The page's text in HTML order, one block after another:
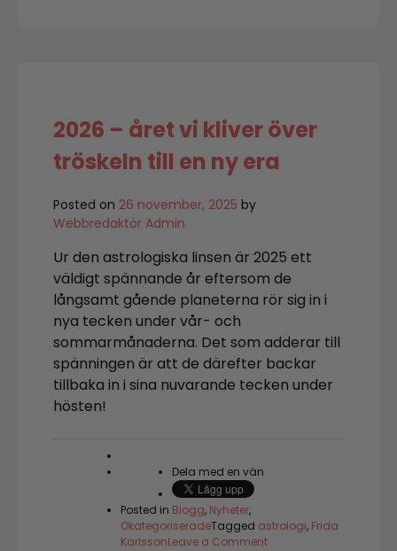
2026 – året vi kliver över
tröskeln till en ny era
Posted on 26 november, 2025 by
Webbredaktör Admin
Ur den astrologiska linsen är 2025 ett
väldigt spännande år eftersom de
långsamt gående planeterna rör sig in i
nya tecken under vår- och
sommarmånaderna. Det som adderar till
spänningen är att de därefter backar
tillbaka in i sina nuvarande tecken under
hösten!
Dela med en vän
Posted in Blogg, Nyheter,
OkategoriseradeTagged astrologi, Frida
KarlssonLeave a Commenton